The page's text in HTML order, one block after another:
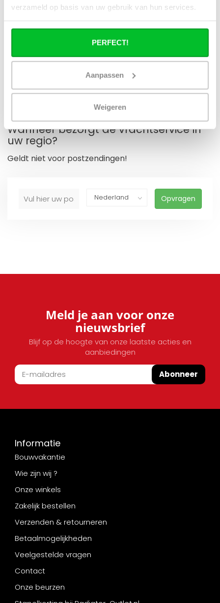
verzameld op basis van uw gebruik van hun services.
PERFECT!
Aanpassen
Weigeren
Mandy van Schaijk Geplaatst op 14 April 2023 at
16:20
Mijn oude radiator begon te verkleuren, had wat info
opgezocht en daarna gechat met hun. heb deze besteld en
Bekijk alle (4) reviews
Wanneer bezorgt de vrachtservice in
uw regio?
Geldt niet voor postzendingen!
Opvragen
Meld je aan voor onze
nieuwsbrief
Blijf op de hoogte van onze laatste acties en
aanbiedingen
Abonneer
Informatie
Bouwvakantie
Wie zijn wij ?
Onze winkels
Zakelijk bestellen
Verzenden & retourneren
Betaalmogelijkheden
Veelgestelde vragen
Contact
Onze beurzen